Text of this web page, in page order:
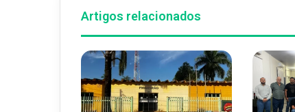
Artigos relacionados